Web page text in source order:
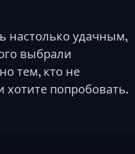
настолько удачным,
выбрали
тем, кто не
хотите попробовать.